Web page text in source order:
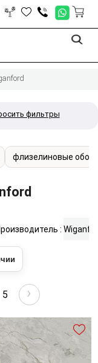
фильтры
флизелиновые обои
:
5 ›